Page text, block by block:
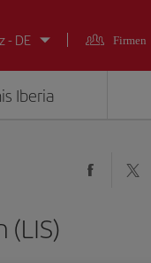
- DE Firmen
Iberia
(LIS)